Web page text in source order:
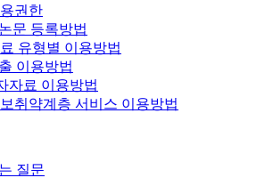
권한
문 등록방법
유형별 이용방법
이용방법
자료 이용방법
취약계층 서비스 이용방법
질문